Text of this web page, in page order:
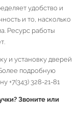
удобство и
и то, насколько
Ресурс работы
и установку дверей
подробную
+7(343) 328-21-81
Звоните или